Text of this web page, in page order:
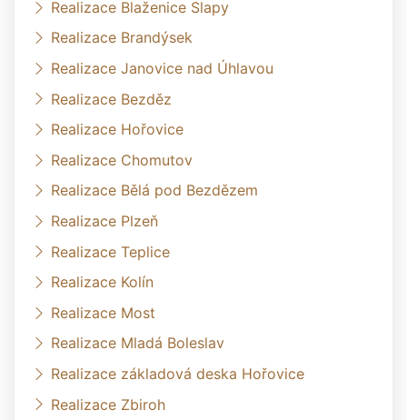
Realizace Blaženice Slapy
Realizace Brandýsek
Realizace Janovice nad Úhlavou
Realizace Bezděz
Realizace Hořovice
Realizace Chomutov
Realizace Bělá pod Bezdězem
Realizace Plzeň
Realizace Teplice
Realizace Kolín
Realizace Most
Realizace Mladá Boleslav
Realizace základová deska Hořovice
Realizace Zbiroh